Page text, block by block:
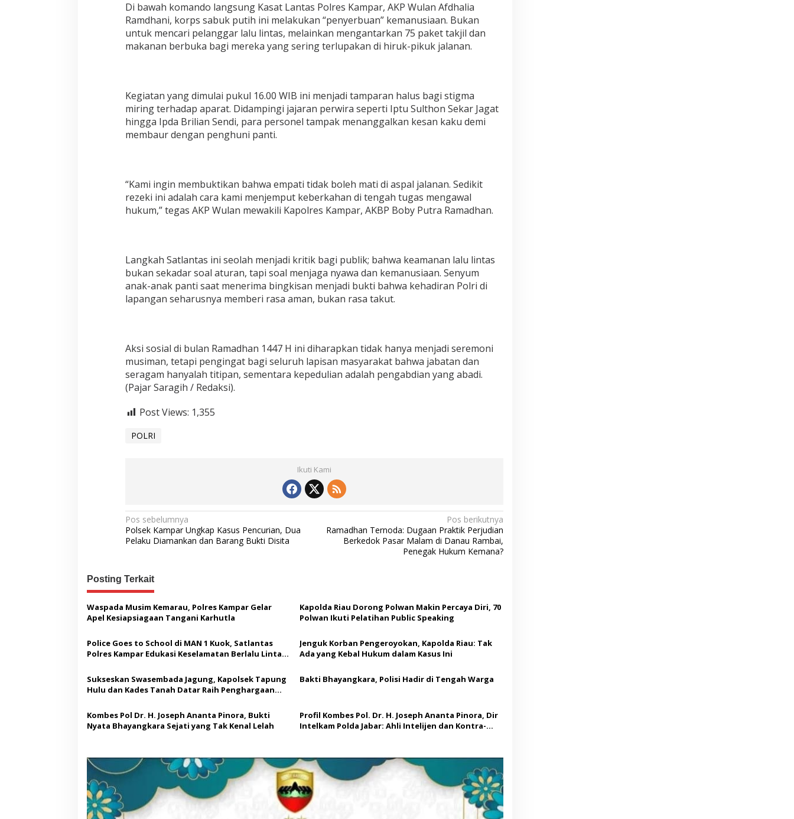
Di bawah komando langsung Kasat Lantas Polres Kampar, AKP Wulan Afdhalia
Ramdhani, korps sabuk putih ini melakukan “penyerbuan” kemanusiaan. Bukan
untuk mencari pelanggar lalu lintas, melainkan mengantarkan 75 paket takjil dan
makanan berbuka bagi mereka yang sering terlupakan di hiruk-pikuk jalanan.
Kegiatan yang dimulai pukul 16.00 WIB ini menjadi tamparan halus bagi stigma
miring terhadap aparat. Didampingi jajaran perwira seperti Iptu Sulthon Sekar Jagat
hingga Ipda Brilian Sendi, para personel tampak menanggalkan kesan kaku demi
membaur dengan penghuni panti.
“Kami ingin membuktikan bahwa empati tidak boleh mati di aspal jalanan. Sedikit
rezeki ini adalah cara kami menjemput keberkahan di tengah tugas mengawal
hukum,” tegas AKP Wulan mewakili Kapolres Kampar, AKBP Boby Putra Ramadhan.
Langkah Satlantas ini seolah menjadi kritik bagi publik; bahwa keamanan lalu lintas
bukan sekadar soal aturan, tapi soal menjaga nyawa dan kemanusiaan. Senyum
anak-anak panti saat menerima bingkisan menjadi bukti bahwa kehadiran Polri di
lapangan seharusnya memberi rasa aman, bukan rasa takut.
Aksi sosial di bulan Ramadhan 1447 H ini diharapkan tidak hanya menjadi seremoni
musiman, tetapi pengingat bagi seluruh lapisan masyarakat bahwa jabatan dan
seragam hanyalah titipan, sementara kepedulian adalah pengabdian yang abadi.
(Pajar Saragih / Redaksi).
Post Views: 1,355
POLRI
Ikuti Kami
N
a
i
g
a
s
i
p
s
Pos sebelumnya
Polsek Kampar Ungkap Kasus Pencurian, Dua
Pelaku Diamankan dan Barang Bukti Disita
Pos berikutnya
Ramadhan Ternoda: Dugaan Praktik Perjudian
Berkedok Pasar Malam di Danau Rambai,
Penegak Hukum Kemana?
Posting Terkait
Waspada Musim Kemarau, Polres Kampar Gelar
Apel Kesiapsiagaan Tangani Karhutla
Kapolda Riau Dorong Polwan Makin Percaya Diri, 70
Polwan Ikuti Pelatihan Public Speaking
Police Goes to School di MAN 1 Kuok, Satlantas
Polres Kampar Edukasi Keselamatan Berlalu Lintas
Jenguk Korban Pengeroyokan, Kapolda Riau: Tak
Ada yang Kebal Hukum dalam Kasus Ini
Sukseskan Swasembada Jagung, Kapolsek Tapung
Hulu dan Kades Tanah Datar Raih Penghargaan
Bakti Bhayangkara, Polisi Hadir di Tengah Warga
Kombes Pol Dr. H. Joseph Ananta Pinora, Bukti
Nyata Bhayangkara Sejati yang Tak Kenal Lelah
Profil Kombes Pol. Dr. H. Joseph Ananta Pinora, Dir
Intelkam Polda Jabar: Ahli Intelijen dan Kontra-